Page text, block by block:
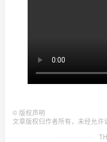
© 版权声明
文章版权归作者所有，未经允许